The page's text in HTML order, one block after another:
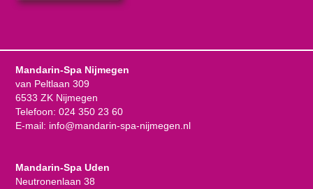
Mandarin-Spa Nijmegen
van Peltlaan 309
6533 ZK Nijmegen
Telefoon: 024 350 23 60
E-mail: info@mandarin-spa-nijmegen.nl
Mandarin-Spa Uden
Neutronenlaan 38